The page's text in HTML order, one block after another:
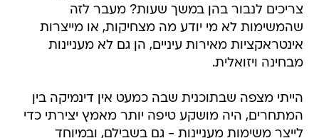
צריכים לנבור בהן במשך שעות? מעבר לזה
שהמשימות לא מי יודע מה מצחיקות, או מייצרות
אינטראקציות מאירות עיניים, הן גם לא מעניינות
מבחינה ויזואלית.
הייתי מצפה שבתוכנית שבה כמעט אין דינמיקה בין
המתחרים, היה מושקע טיפה יותר מאמץ יצירתי כדי
לייצר משימות מעניינות - גם בשבילם, ובמיוחד